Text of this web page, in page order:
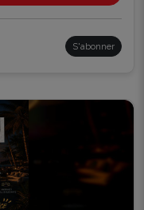
S'abonner